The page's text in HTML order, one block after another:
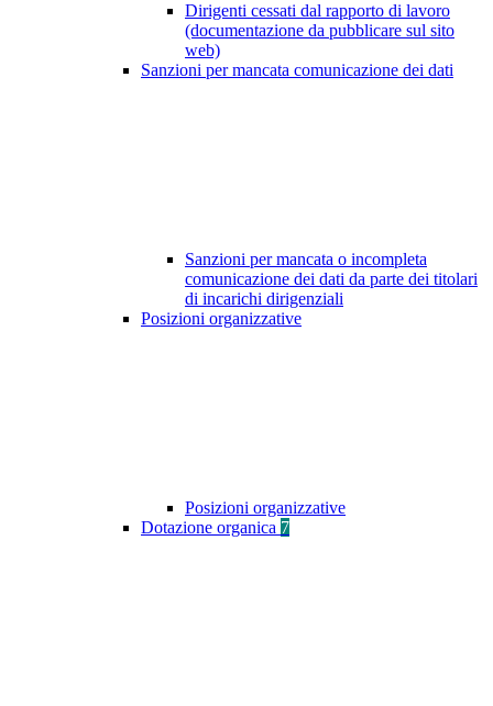
Dirigenti cessati dal rapporto di lavoro
(documentazione da pubblicare sul sito
web)
Sanzioni per mancata comunicazione dei dati
Sanzioni per mancata o incompleta
comunicazione dei dati da parte dei titolari
di incarichi dirigenziali
Posizioni organizzative
Posizioni organizzative
Dotazione organica 7